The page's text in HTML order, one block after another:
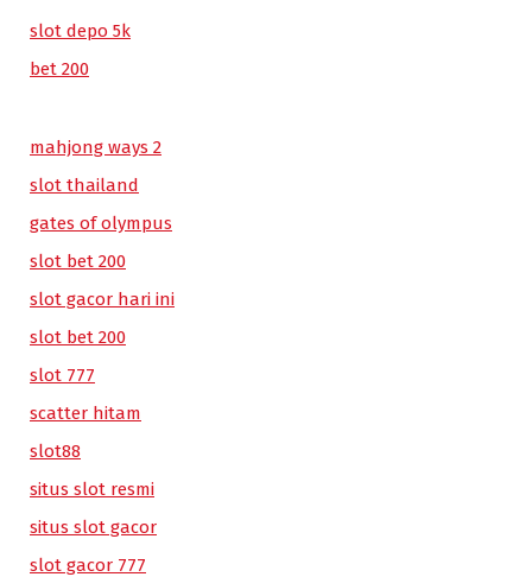
slot depo 5k
bet 200
mahjong ways 2
slot thailand
gates of olympus
slot bet 200
slot gacor hari ini
slot bet 200
slot 777
scatter hitam
slot88
situs slot resmi
situs slot gacor
slot gacor 777